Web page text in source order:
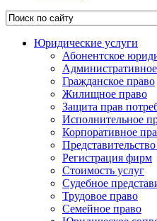
Юридические услуги
Абонентское
Гражданское право
Жилищное право
Защита прав
Исполнительное
Корпоративное
Регистрация фирм
Стоимость уcлуг
Судебное
Трудовое право
Семейное право